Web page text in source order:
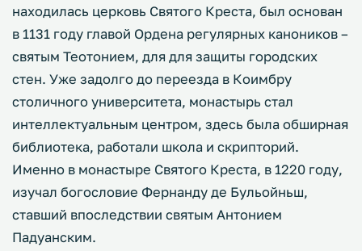
находилась церковь Святого Креста, был основан
в 1131 году главой Ордена регулярных каноников –
святым Теотонием, для для защиты городских
стен. Уже задолго до переезда в Коимбру
столичного университета, монастырь стал
интеллектуальным центром, здесь была обширная
библиотека, работали школа и скрипторий.
Именно в монастыре Святого Креста, в 1220 году,
изучал богословие Фернанду де Бульойньш,
ставший впоследствии святым Антонием
Падуанским.